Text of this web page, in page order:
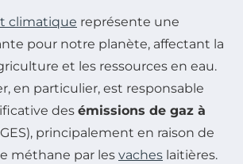
climatique représente une
pour notre planète, affectant la
et les ressources en eau.
en particulier, est responsable
des émissions de gaz à
principalement en raison de
méthane par les vaches laitières.